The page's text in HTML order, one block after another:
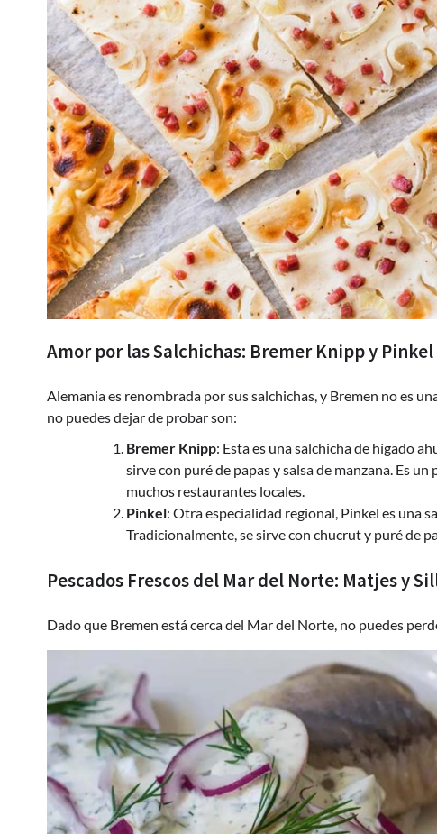
Amor por las Salchichas: Bremer Knipp y Pinkel
Alemania es renombrada por sus salchichas, y Bremen no es
no puedes dejar de probar son:
Bremer Knipp: Esta es una salchicha de hígado
sirve con puré de papas y salsa de manzana. Es
muchos restaurantes locales.
Pinkel: Otra especialidad regional, Pinkel es una
Tradicionalmente, se sirve con chucrut y puré de
Pescados Frescos del Mar del Norte: Matjes y
Dado que Bremen está cerca del Mar del Norte, no puedes